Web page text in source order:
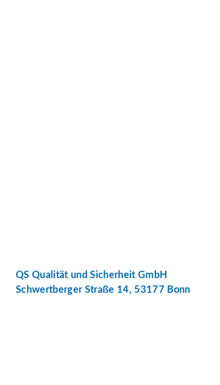
QS Qualität und Sicherheit GmbH
Schwertberger Straße 14, 53177 Bonn